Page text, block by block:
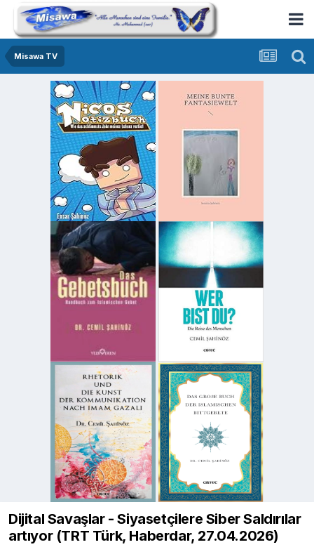
Misawa TV
Dijital Savaşlar - Siyasetçilere Siber Saldırılar
artıyor (TRT Türk, Haberdar, 27.04.2026)